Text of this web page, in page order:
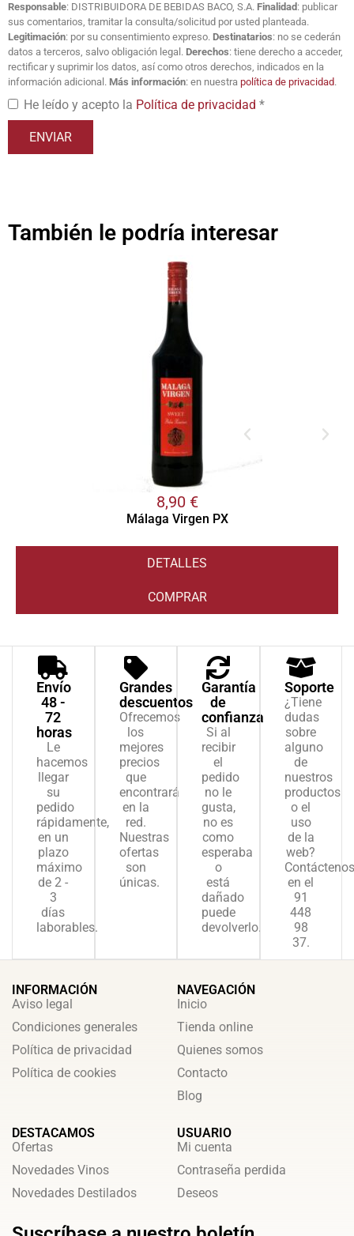
Responsable: DISTRIBUIDORA DE BEBIDAS BACO, S.A. Finalidad : publicar
sus comentarios, tramitar la consulta/solicitud por usted planteada.
Legitimación: por su consentimiento expreso. Destinatarios: no se cederán
datos a terceros, salvo obligación legal. Derechos: tiene derecho a acceder,
rectificar y suprimir los datos, así como otros derechos, indicados en la
información adicional. Más información: en nuestra política de privacidad.
He leído y acepto la Política de privacidad *
También le podría interesar
8,90 €
Málaga Virgen PX
DETALLES
COMPRAR
Envío
48 -
72
horas
Le
hacemos
llegar
su
pedido
rápidamente,
en un
plazo
máximo
de 2 -
3
días
laborables.
Grandes
descuentos
Ofrecemos
los
mejores
precios
que
encontrará
en la
red.
Nuestras
ofertas
son
únicas.
Garantía
de
confianza
Si al
recibir
el
pedido
no le
gusta,
no es
como
esperaba
o
está
dañado
puede
devolverlo.
Soporte
¿Tiene
dudas
sobre
alguno
de
nuestros
productos
o el
uso
de la
web?
Contáctenos
en el
91
448
98
37.
INFORMACIÓN
Aviso legal
Condiciones generales
Política de privacidad
Política de cookies
NAVEGACIÓN
Inicio
Tienda online
Quienes somos
Contacto
Blog
DESTACAMOS
Ofertas
Novedades Vinos
Novedades Destilados
USUARIO
Mi cuenta
Contraseña perdida
Deseos